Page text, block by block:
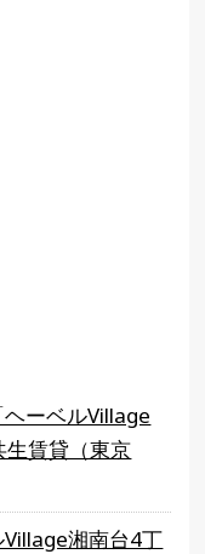
ヘーベルVillage
賃貸（東京
Village湘南台4丁